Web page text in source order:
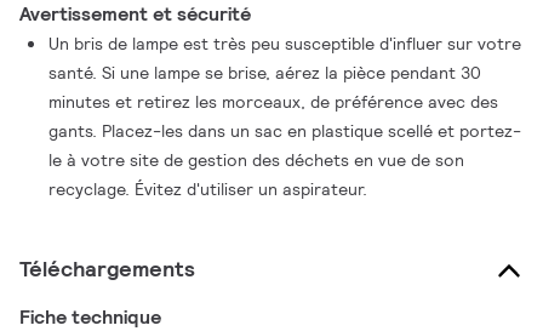
Avertissement et sécurité
Un bris de lampe est très peu susceptible d'influer sur votre
santé. Si une lampe se brise, aérez la pièce pendant 30
minutes et retirez les morceaux, de préférence avec des
gants. Placez-les dans un sac en plastique scellé et portez-
le à votre site de gestion des déchets en vue de son
recyclage. Évitez d'utiliser un aspirateur.
Téléchargements
Fiche technique